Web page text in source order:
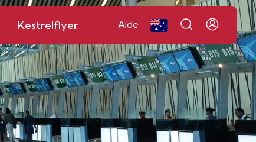
Kestrelflyer Aide